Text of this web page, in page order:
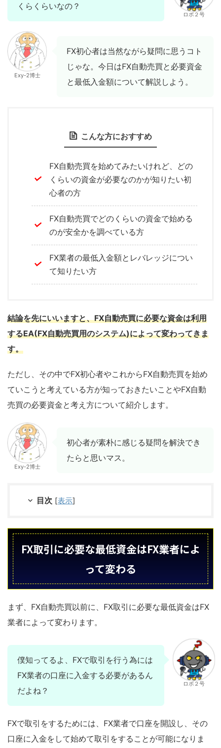
くらくらいなの？
ロボ２号
Exy-2博士
FX初心者は当然ながら疑問に思うコト
じゃな。今日はFX自動売買と必要資金
と最低入金額について解説しよう。
こんな方におすすめ
FX自動売買を始めてみたいけれど、どの
くらいの資金が必要なのかが知りたい初
心者の方
FX自動売買でどのくらいの資金で始める
のが安全かを調べている方
FX業者の最低入金額とレバレッジについ
て知りたい方
結論を先にいいますと、FX自動売買に必要な資金は利用
するEA(FX自動売買用のシステム)によって変わってきま
す。
ただし、その中でFX初心者やこれからFX自動売買を始め
ていこうと考えている方が知っておきたいことやFX自動
売買の必要資金と考え方について紹介します。
Exy-2博士
初心者が素朴に感じる疑問を解決でき
たらと思いマス。
目次 [表示]
FX取引に必要な最低資金はFX業者によ
って変わる
まず、FX自動売買以前に、FX取引に必要な最低資金はFX
業者によって変わります。
僕知ってるよ、FXで取引を行う為には
FX業者の口座に入金する必要があるん
だよね？
ロボ２号
FXで取引をするためには、FX業者で口座を開設し、その
口座に入金をして始めて取引をすることが可能になりま